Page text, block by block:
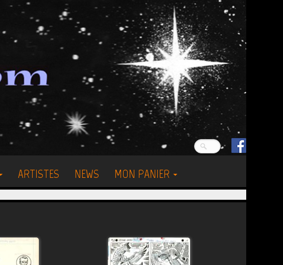
ARTISTES NEWS MON PANIER